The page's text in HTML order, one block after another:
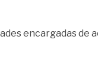
encargadas de